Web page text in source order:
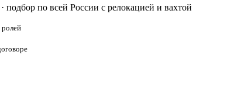
по всей России с релокацией и вахтой